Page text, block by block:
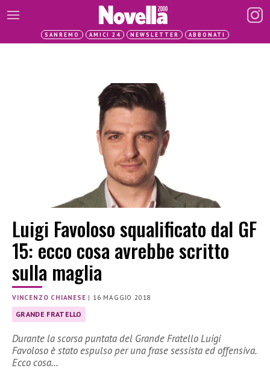
SANREMO AMICI 24 NEWSLETTER ABBONATI
Luigi Favoloso squalificato dal GF
15: ecco cosa avrebbe scritto
sulla maglia
VINCENZO CHIANESE | 16 MAGGIO 2018
GRANDE FRATELLO
Durante la scorsa puntata del Grande Fratello Luigi
Favoloso è stato espulso per una frase sessista ed offensiva.
Ecco cosa…